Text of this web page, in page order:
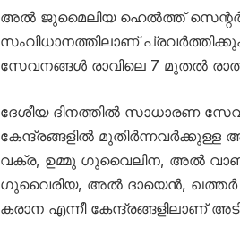
അൽ ജുമൈലിയ ഹെൽത്ത് സെന്റർ
സംവിധാനത്തിലാണ്
സേവനങ്ങൾ രാവിലെ 7 മുതൽ
ദേശീയ ദിനത്തിൽ സാധാരണ
കേന്ദ്രങ്ങളിൽ
വക്ര, ഉമ്മു ഗുവൈലിന, അൽ
ഗുവൈരിയ, അൽ ദായെൻ,
കരാന എന്നീ കേന്ദ്രങ്ങളിലാണ്